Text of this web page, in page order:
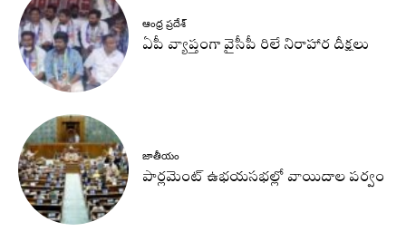
ఆంధ్ర ప్రదేశ్
ఏపీ వ్యాప్తంగా వైసీపీ రిలే నిరాహార దీక్షలు
జాతీయం
పార్లమెంట్ ఉభయసభల్లో వాయిదాల పర్వం